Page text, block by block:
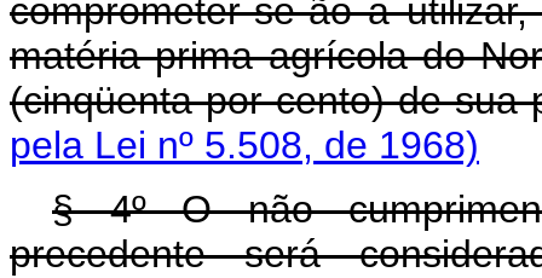
comprometer-se-ão a
matéria prima agrícola do
(cinqüenta por cento) de sua
pela Lei nº 5.508, de 1968)
§ 4º O não
precedente será